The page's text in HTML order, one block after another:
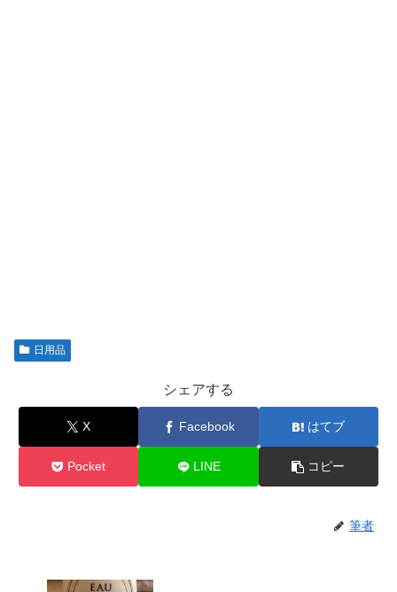
日用品
シェアする
X Facebook はてブ
Pocket LINE コピー
筆者